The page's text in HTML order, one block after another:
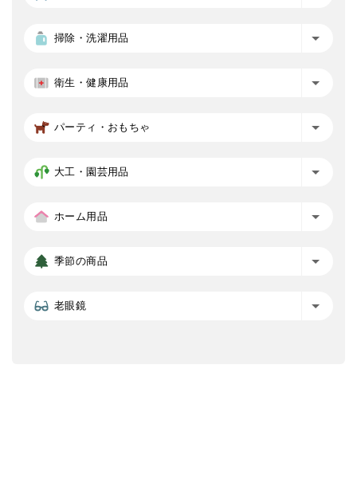
掃除・洗濯用品
衛生・健康用品
パーティ・おもちゃ
大工・園芸用品
ホーム用品
季節の商品
老眼鏡